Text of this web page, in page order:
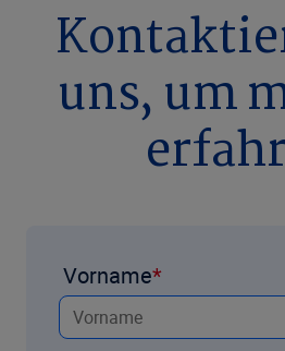
uns, um
Vorname